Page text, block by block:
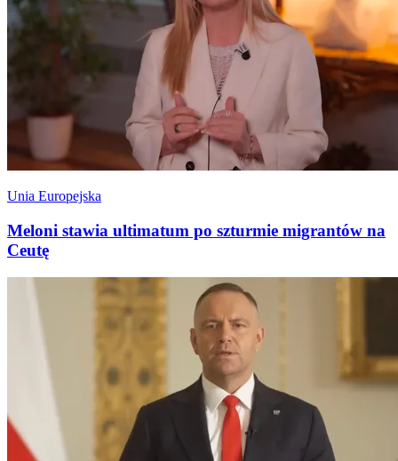
Unia Europejska
Meloni stawia ultimatum po szturmie migrantów na
Ceutę